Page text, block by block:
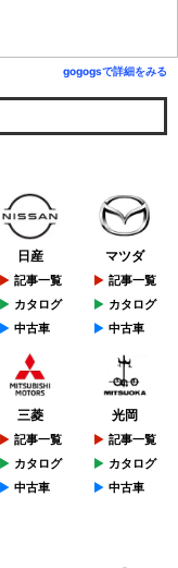
gogogsで詳細をみる
日産
記事一覧
カタログ
中古車
マツダ
記事一覧
カタログ
中古車
三菱
記事一覧
カタログ
中古車
光岡
記事一覧
カタログ
中古車